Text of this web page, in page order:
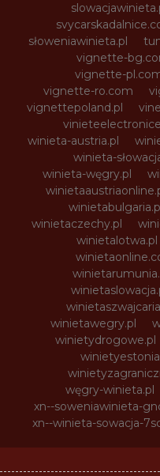
słoweniawinieta.pl
vignette-
vignette-
vignette-ro.com
vignettepoland.pl
winieta-austria.pl
winieta-
winieta-węgry.pl
winietaczechy.pl
winietalotwa.pl
winietawegry.pl
winietydrogowe.pl
węgry-winieta.pl
xn--soweniawinieta-
xn--winieta-sowacja-